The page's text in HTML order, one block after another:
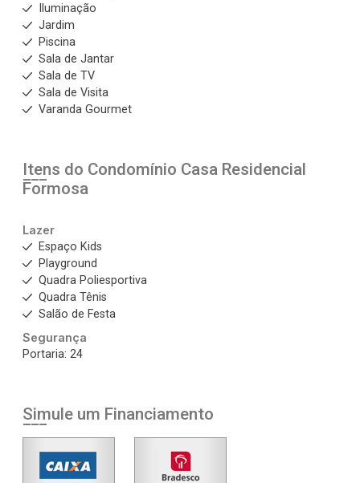
Iluminação
Jardim
Piscina
Sala de Jantar
Sala de TV
Sala de Visita
Varanda Gourmet
Itens do Condomínio Casa Residencial
Formosa
Lazer
Espaço Kids
Playground
Quadra Poliesportiva
Quadra Tênis
Salão de Festa
Segurança
Portaria: 24
Simule um Financiamento